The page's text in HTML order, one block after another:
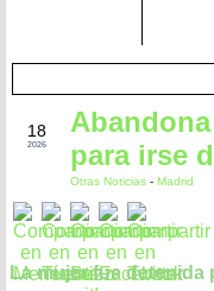
18
2026
para irse
Otras Noticias - Madrid
La mujer fue detenida